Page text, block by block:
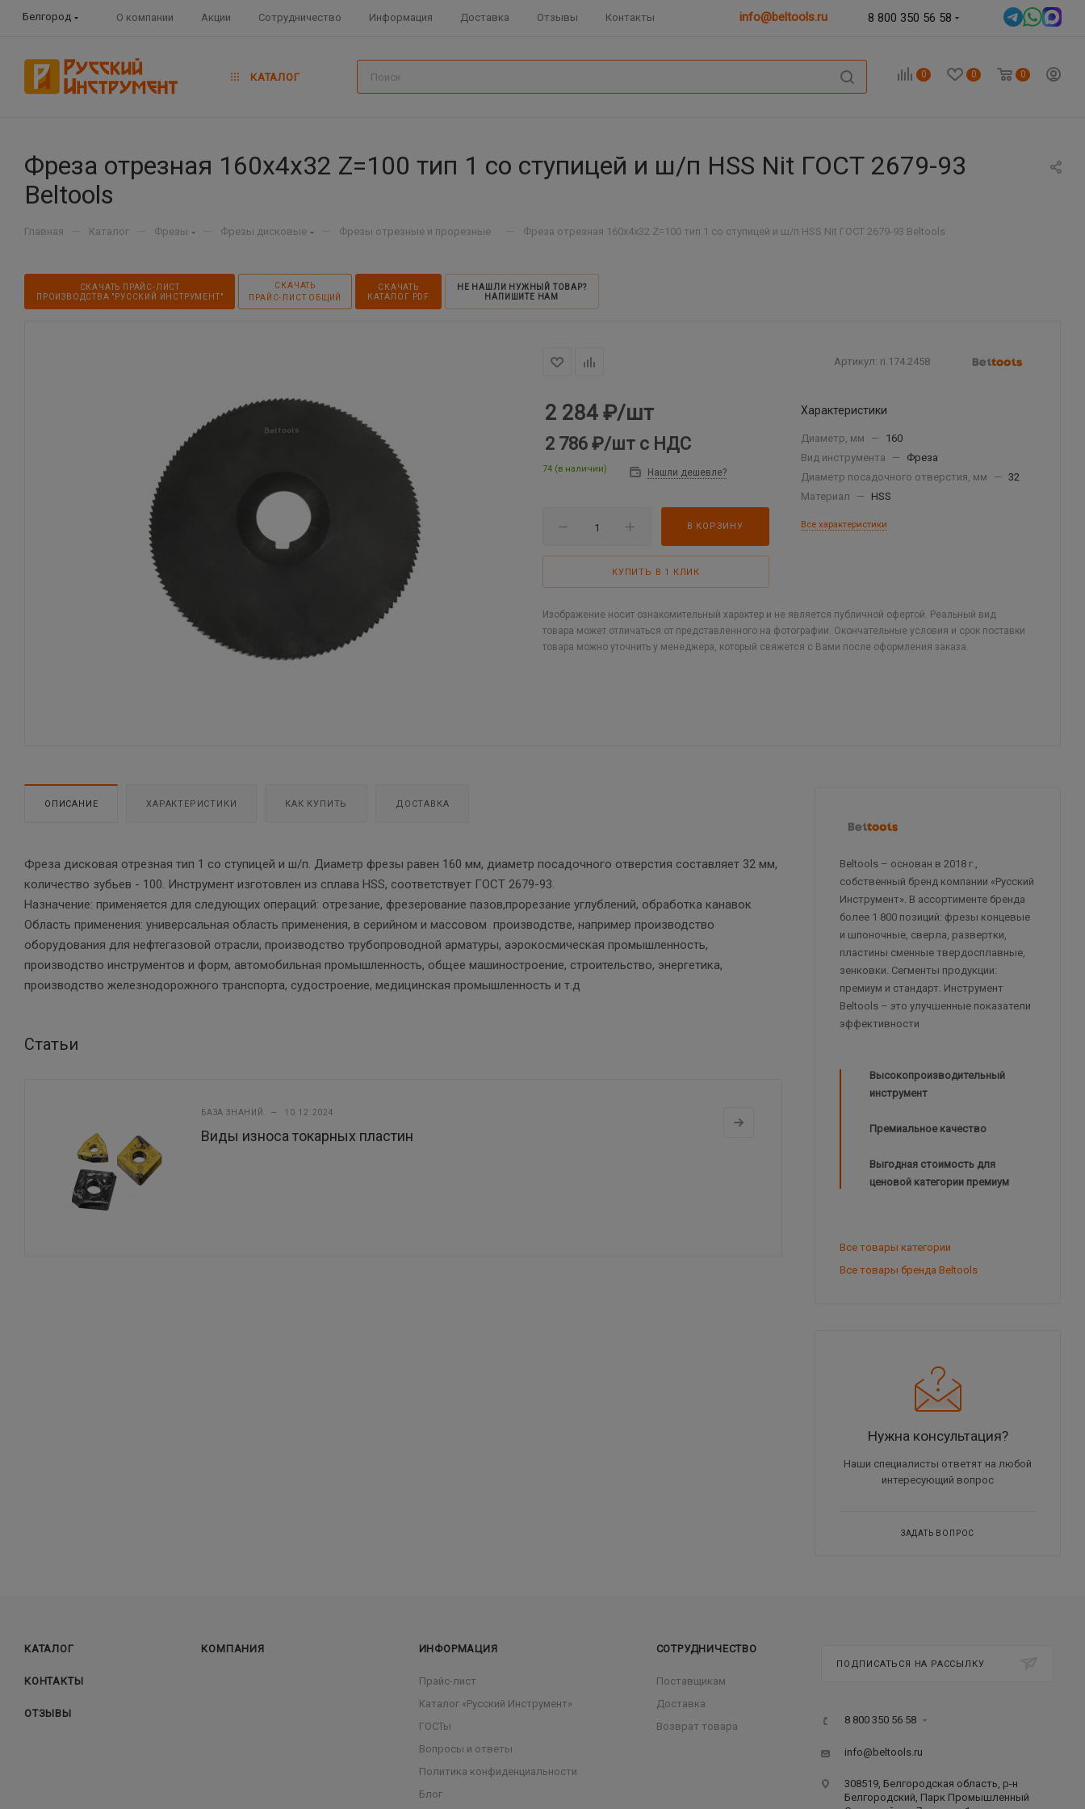
Белгород О компании Акции Сотрудничество Информация Доставка Отзывы Контакты info@beltools.ru 8 800 350 56 58
КАТАЛОГ 0 0 0
Фреза отрезная 160х4х32 Z=100 тип 1 со ступицей и ш/п HSS Nit ГОСТ 2679-93
Beltools
Главная Каталог Фрезы Фрезы дисковые Фрезы отрезные и прорезные Фреза отрезная 160х4х32 Z=100 тип 1 со ступицей и ш/п HSS Nit ГОСТ 2679-93 Beltools
СКАЧАТЬ ПРАЙС-ЛИСТ
ПРОИЗВОДСТВА "РУССКИЙ ИНСТРУМЕНТ"
СКАЧАТЬ
ПРАЙС-ЛИСТ ОБЩИЙ
СКАЧАТЬ
КАТАЛОГ PDF
НЕ НАШЛИ НУЖНЫЙ ТОВАР?
НАПИШИТЕ НАМ
Артикул: ri.174.2458
2 284 ₽/шт
2 786 ₽/шт с НДС
74 (в наличии) Нашли дешевле?
В КОРЗИНУ
КУПИТЬ В 1 КЛИК
Характеристики
Диаметр, мм —
160
Вид инструмента
—
Фреза
Диаметр посадочного отверстия, мм
— 32
Материал
— HSS
Все характеристики
Изображение носит ознакомительный характер и не является публичной офертой. Реальный вид
товара может отличаться от представленного на фотографии. Окончательные условия и срок поставки
товара можно уточнить у менеджера, который свяжется с Вами после оформления заказа.
ОПИСАНИЕ ХАРАКТЕРИСТИКИ КАК КУПИТЬ ДОСТАВКА
Фреза дисковая отрезная тип 1 со ступицей и ш/п. Диаметр фрезы равен 160 мм, диаметр посадочного отверстия составляет 32 мм,
количество зубьев - 100. Инструмент изготовлен из сплава HSS, соответствует ГОСТ 2679-93.
Назначение: применяется для следующих операций: отрезание, фрезерование пазов,прорезание углублений, обработка канавок
Область применения: универсальная область применения, в серийном и массовом производстве, например производство
оборудования для нефтегазовой отрасли, производство трубопроводной арматуры, аэрокосмическая промышленность,
производство инструментов и форм, автомобильная промышленность, общее машиностроение, строительство, энергетика,
производство железнодорожного транспорта, судостроение, медицинская промышленность и т.д
Статьи
БАЗА ЗНАНИЙ — 10.12.2024
Виды износа токарных пластин
Beltools – основан в 2018 г.,
собственный бренд компании «Русский
Инструмент». В ассортименте бренда
более 1 800 позиций: фрезы концевые
и шпоночные, сверла, развертки,
пластины сменные твердосплавные,
зенковки. Сегменты продукции:
премиум и стандарт. Инструмент
Beltools – это улучшенные показатели
эффективности
Высокопроизводительный
инструмент
Премиальное качество
Выгодная стоимость для
ценовой категории премиум
Все товары категории
Все товары бренда Beltools
Нужна консультация?
Наши специалисты ответят на любой
интересующий вопрос
ЗАДАТЬ ВОПРОС
КАТАЛОГ
КОНТАКТЫ
ОТЗЫВЫ
КОМПАНИЯ ИНФОРМАЦИЯ
Прайс-лист
Каталог «Русский Инструмент»
ГОСТы
Вопросы и ответы
Политика конфиденциальности
Блог
СОТРУДНИЧЕСТВО
Поставщикам
Доставка
Возврат товара
ПОДПИСАТЬСЯ НА РАССЫЛКУ
8 800 350 56 58
info@beltools.ru
308519, Белгородская область, р-н
Белгородский, Парк Промышленный